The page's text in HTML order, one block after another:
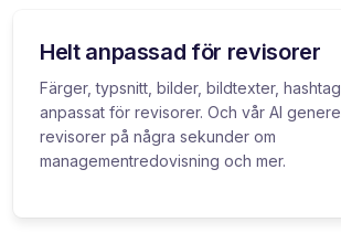
Helt anpassad för revisorer
Färger, typsnitt, bilder, bildtexter,
anpassat för revisorer. Och vår AI
revisorer på några sekunder om
managementredovisning och mer.